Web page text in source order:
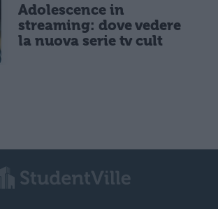
Adolescence in
streaming: dove vedere
la nuova serie tv cult